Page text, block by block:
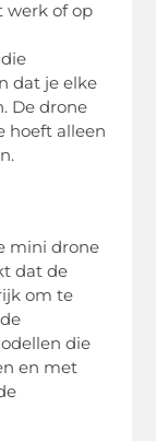
werk of op
dat je elke
De drone
hoeft alleen
mini drone
dat de
om te
die
en met